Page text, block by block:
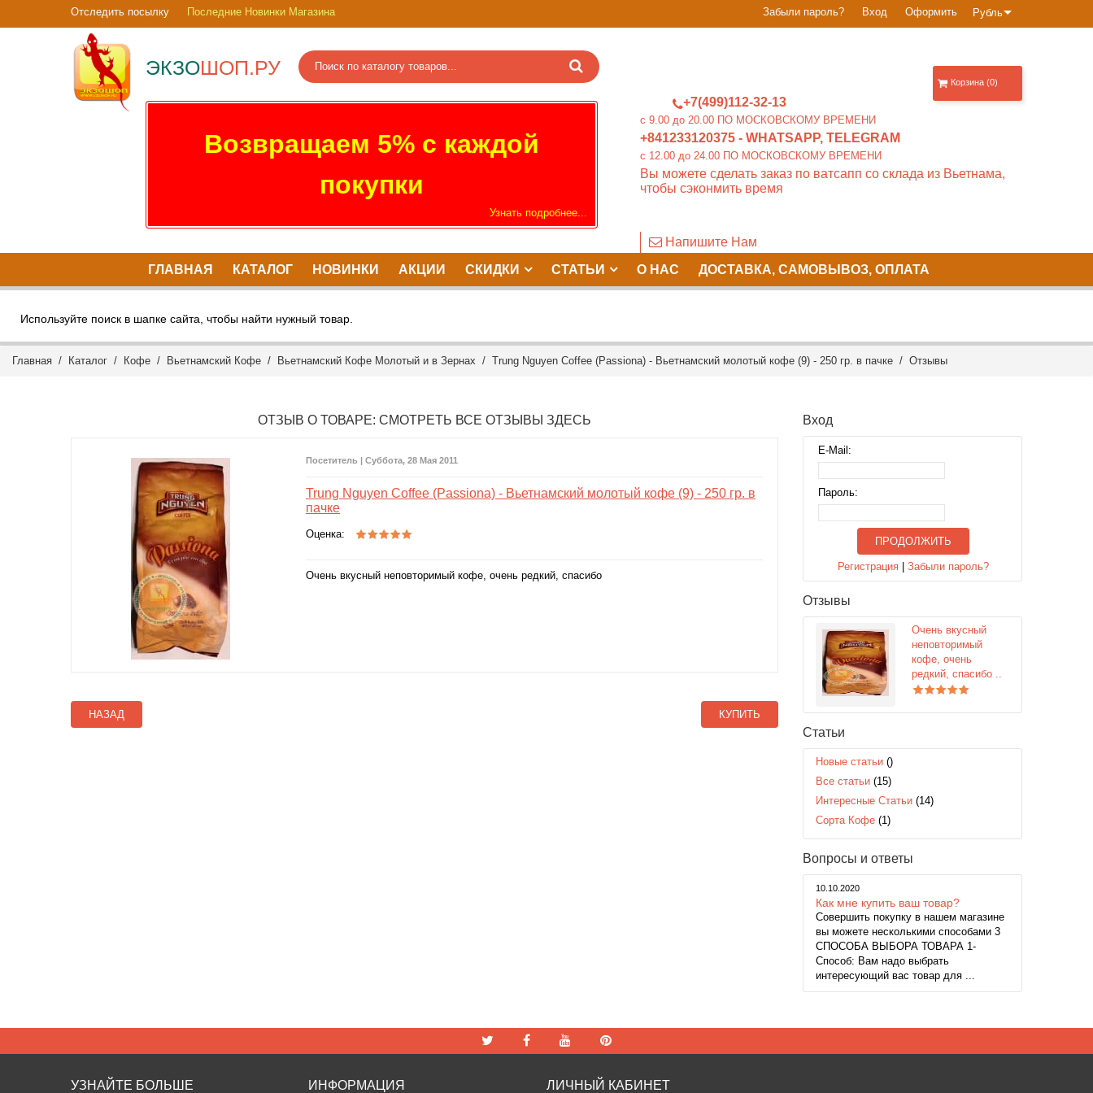
Рубль
Забыли пароль? Вход Оформить
Отследить посылку Последние Новинки Магазина
ЭКЗОШОП.РУ
+7(499)112-32-13
c 9.00 до 20.00 ПО МОСКОВСКОМУ ВРЕМЕНИ
+841233120375 - WHATSAPP, TELEGRAM
c 12.00 до 24.00 ПО МОСКОВСКОМУ ВРЕМЕНИ
Вы можете сделать заказ по ватсапп со склада из Вьетнама,
чтобы сэконмить время
Напишите Нам
Возвращаем 5% с каждой
покупки
Узнать подробнее...
Корзина (0)
ГЛАВНАЯ КАТАЛОГ НОВИНКИ АКЦИИ СКИДКИ СТАТЬИ О НАС ДОСТАВКА, САМОВЫВОЗ, ОПЛАТА
Используйте поиск в шапке сайта, чтобы найти нужный товар.
Главная / Каталог / Кофе / Вьетнамский Кофе / Вьетнамский Кофе Молотый и в Зернах / Trung Nguyen Coffee (Passiona) - Вьетнамский молотый кофе (9) - 250 гр. в пачке / Отзывы
ОТЗЫВ О ТОВАРЕ: СМОТРЕТЬ ВСЕ ОТЗЫВЫ ЗДЕСЬ
Посетитель | Суббота, 28 Мая 2011
Trung Nguyen Coffee (Passiona) - Вьетнамский молотый кофе (9) - 250 гр. в
пачке
Оценка:
Очень вкусный неповторимый кофе, очень редкий, спасибо
КУПИТЬ
НАЗАД
Вход
E-Mail:
Пароль:
ПРОДОЛЖИТЬ
Регистрация |Забыли пароль?
Отзывы
Очень вкусный
неповторимый
кофе, очень
редкий, спасибо ..
Статьи
Новые статьи ()
Все статьи (15)
Интересные Статьи (14)
Сорта Кофе (1)
Вопросы и ответы
10.10.2020
Как мне купить ваш товар?
Совершить покупку в нашем магазине
вы можете несколькими способами 3
СПОСОБА ВЫБОРА ТОВАРА 1-
Способ: Вам надо выбрать
интересующий вас товар для ...
УЗНАЙТЕ БОЛЬШЕ ИНФОРМАЦИЯ ЛИЧНЫЙ КАБИНЕТ